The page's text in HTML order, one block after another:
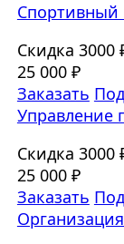
Скидка
25 000 ₽
Заказать
Управление
Скидка
25 000 ₽
Заказать